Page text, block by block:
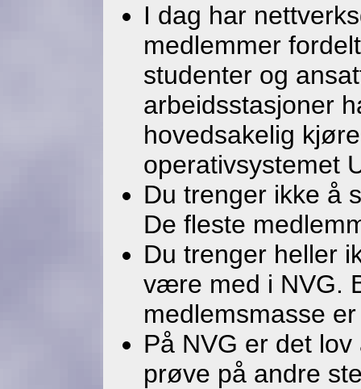
I dag har
medlemmer
studenter og
arbeidsstasjoner
hovedsakelig
operativsystemet
Du trenger ikke å
De fleste
Du trenger heller
være med i NVG.
medlemsmasse
På NVG er det
prøve på andre